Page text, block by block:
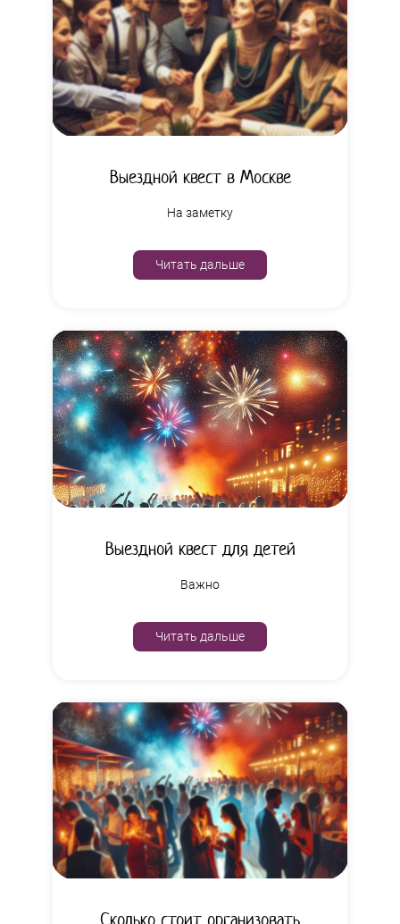
Выездной квест в Москве
На заметку
Читать дальше
Выездной квест для детей
Важно
Читать дальше